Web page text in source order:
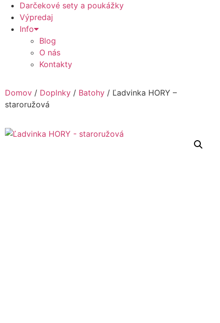
Darčekové sety a poukážky
Výpredaj
Info
Blog
O nás
Kontakty
Domov / Doplnky / Batohy / Ľadvinka HORY –
staroružová